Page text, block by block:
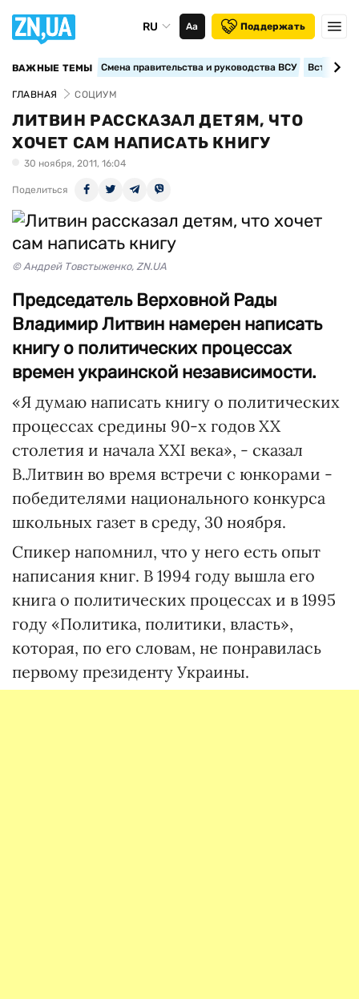
RU Аа Поддержать
ВАЖНЫЕ ТЕМЫ Смена правительства и руководства ВСУ
ГЛАВНАЯ СОЦИУМ
ЛИТВИН РАССКАЗАЛ ДЕТЯМ, ЧТО
ХОЧЕТ САМ НАПИСАТЬ КНИГУ
30 ноября, 2011, 16:04
Поделиться
© Андрей Товстыженко, ZN.UA
Председатель Верховной Рады
Владимир Литвин намерен написать
книгу о политических процессах
времен украинской независимости.
«Я думаю написать книгу о политических
процессах средины 90-х годов XX
столетия и начала XXI века», - сказал
В.Литвин во время встречи с юнкорами -
победителями национального конкурса
школьных газет в среду, 30 ноября.
Спикер напомнил, что у него есть опыт
написания книг. В 1994 году вышла его
книга о политических процессах и в 1995
году «Политика, политики, власть»,
которая, по его словам, не понравилась
первому президенту Украины.